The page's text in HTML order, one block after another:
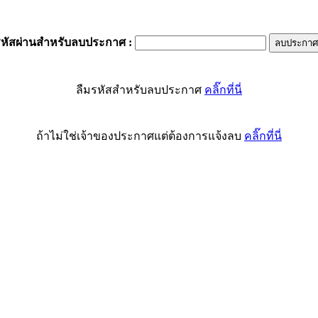
สผ่านสำหรับลบประกาศ:
ลืมรหัสสำหรับลบประกาศ คลิ๊กที่นี่
ถ้าไม่ใช่เจ้าของประกาศแต่ต้องการแจ้งลบ คลิ๊กที่นี่